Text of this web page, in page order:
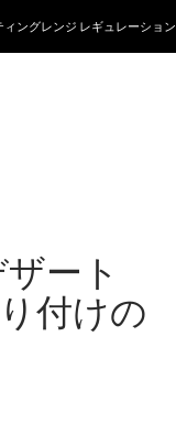
ィングレンジ レギュレーション
ート
付けの